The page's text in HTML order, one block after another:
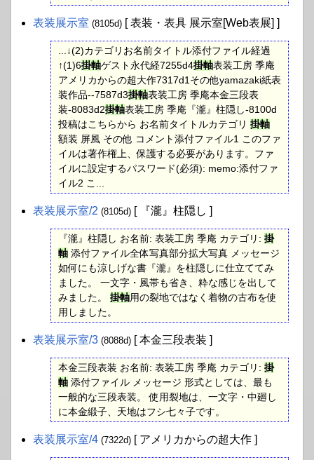
表装展示室 (8105d) [ 表装・表具 展示室[Web表展] ]
...↓(2)カテゴリお名前タイトル添付ファイル経過
↑(1)6掛軸ゲスト永代経7255d4掛軸表装工房 季庵
アメリカからの超大作7317d1その他yamazaki紙表
装作品--7587d3掛軸表装工房 季庵本金三段表
装-8083d2掛軸表装工房 季庵『瀧』柱隠し-8100d
投稿はこちらから お名前タイトルカテゴリ 掛軸
額装 屏風 その他 コメント添付ファイル1 このファ
イルは著作権上、保護する必要があります。ファ
イルに設定するパスワード(必須): memo:添付ファ
イル2 こ...
表装展示室​/2 (8105d) [ 『瀧』柱隠し ]
『瀧』柱隠し お名前: 表装工房 季庵 カテゴリ: 掛
軸 添付ファイル全体写真部分拡大写真 メッセージ
如何にも涼しげな書『瀧』を柱隠しに仕立ててみ
ました。 一文字・風帯も省き、粋な感じを出して
みました。 掛軸用の裂地ではなく着物の古布を使
用しました。
表装展示室​/3 (8088d) [ 本金三段表装 ]
本金三段表装 お名前: 表装工房 季庵 カテゴリ: 掛
軸 添付ファイル メッセージ 形式としては、最も
一般的な三段表装。 使用裂地は、一文字・中廻し
に本金緞子、天地はフシ七々子です。
表装展示室​/4 (7322d) [ アメリカからの超大作 ]